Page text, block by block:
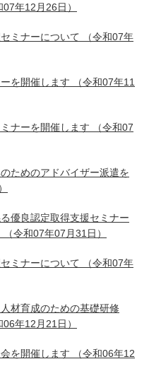
07年12月26日）
ミナーについて （令和07年
を開催します （令和07年11
ナーを開催します （令和07
ためのアドバイザー派遣を
優良認定取得支援セミナー
（令和07年07月31日）
ミナーについて （令和07年
材育成のための基礎研修
06年12月21日）
を開催します （令和06年12